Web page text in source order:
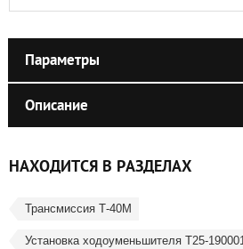
Параметры
Описание
НАХОДИТСЯ В РАЗДЕЛАХ
Трансмиссия Т-40М
Установка ходоуменьшителя Т25-